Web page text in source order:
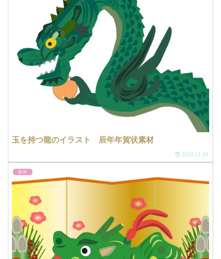
玉を持つ龍のイラスト 辰年年賀状素材
2023.11.24
辰年